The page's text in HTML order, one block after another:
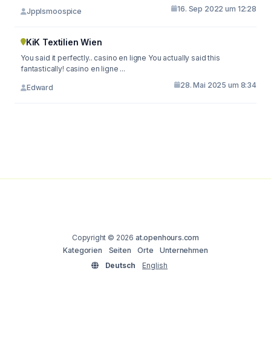
Jpplsmoospice 16. Sep 2022 um 12:28
KiK Textilien Wien
You said it perfectly.. casino en ligne You actually said this
fantastically! casino en ligne ...
Edward 28. Mai 2025 um 8:34
Copyright © 2026 at.openhours.com
Kategorien
Seiten Orte
Unternehmen
Deutsch
English